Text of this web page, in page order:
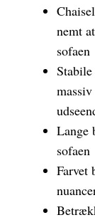
nemt
sofaen
Lange
sofaen
Farvet